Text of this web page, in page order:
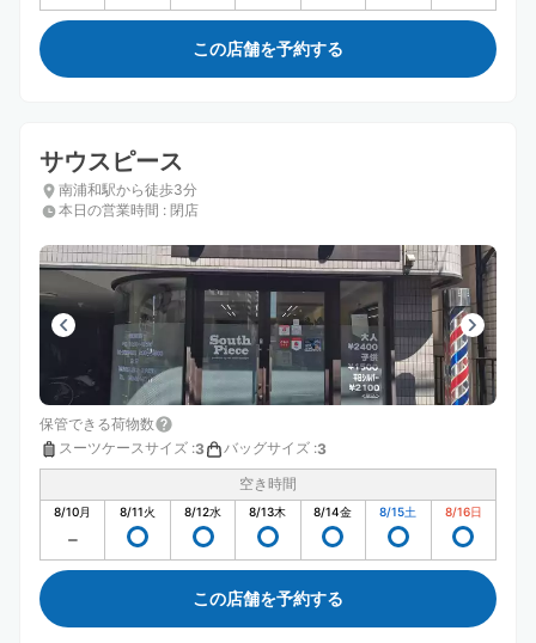
この店舗を予約する
サウスピース
南浦和駅から徒歩3分
本日の営業時間 : 閉店
保管できる荷物数
スーツケースサイズ :3 バッグサイズ :3
空き時間
8/10月 8/11火 8/12水 8/13木 8/14金 8/15土 8/16日
この店舗を予約する